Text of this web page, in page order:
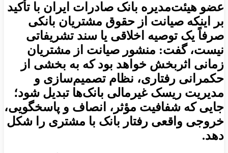
​عضو هیئت‌مدیره بانک صادرات ایران با تأکید
بر اینکه صیانت از حقوق مشتریان بانکی
صرفاً یک توصیه اخلاقی یا سند تشریفاتی
نیست، گفت: منشور صیانت از مشتریان
زمانی اثربخش خواهد بود که به بخشی از
حکمرانی رفتاری، نظام تصمیم‌سازی و
مدیریت ریسک غیرمالی بانک‌ها تبدیل شود؛
جایی که شفافیت مؤثر، انصاف و پاسخگویی،
خروجی واقعی رفتار بانک با مشتری را شکل
دهد.